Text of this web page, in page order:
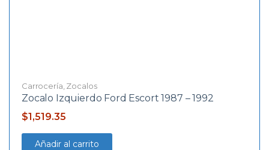
Carrocería Zocalos
Zocalo Izquierdo Ford Escort 1987 – 1992
$1,519.35
Añadir al carrito